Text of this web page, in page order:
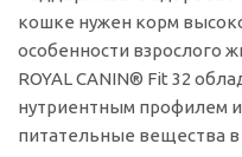
кошке нужен корм
особенности взрослого
ROYAL CANIN® Fit 32
нутриентным профилем
питательные вещества